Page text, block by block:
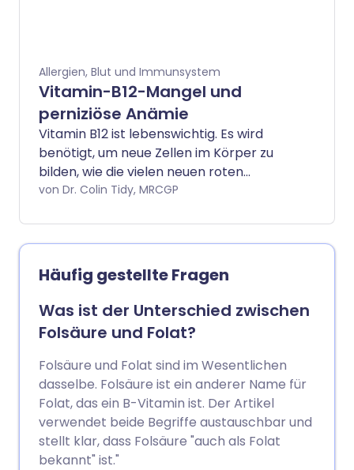
Allergien, Blut und Immunsystem
Vitamin-B12-Mangel und
perniziöse Anämie
Vitamin B12 ist lebenswichtig. Es wird
benötigt, um neue Zellen im Körper zu
bilden, wie die vielen neuen roten
Blutkörperchen, die jeden Tag gebildet
Fisch, Eiern und Milch vor - aber nicht in
Obst oder Gemüse. Eine normale
ausgewogene Ernährung muss genügend
Vitamin B12 enthalten. Ein Mangel an
Vitamin B12 führt zu Anämie und
manchmal zu anderen Problemen.
von Dr. Colin Tidy, MRCGP
Häufig gestellte Fragen
Was ist der Unterschied zwischen
Folsäure und Folat?
Folsäure und Folat sind im Wesentlichen
dasselbe. Folsäure ist ein anderer Name für
Folat, das ein B-Vitamin ist. Der Artikel
verwendet beide Begriffe austauschbar und
stellt klar, dass Folsäure "auch als Folat
bekannt" ist."